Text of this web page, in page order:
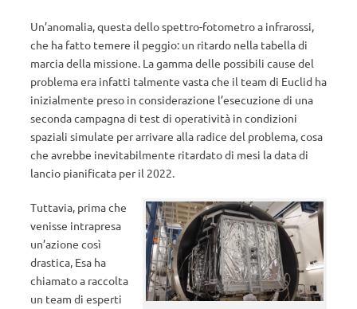
Un’anomalia, questa dello spettro-fotometro a infrarossi,
che ha fatto temere il peggio: un ritardo nella tabella di
marcia della missione. La gamma delle possibili cause del
problema era infatti talmente vasta che il team di Euclid ha
inizialmente preso in considerazione l’esecuzione di una
seconda campagna di test di operatività in condizioni
spaziali simulate per arrivare alla radice del problema, cosa
che avrebbe inevitabilmente ritardato di mesi la data di
lancio pianificata per il 2022.
Tuttavia, prima che
venisse intrapresa
un’azione così
drastica, Esa ha
chiamato a raccolta
un team di esperti